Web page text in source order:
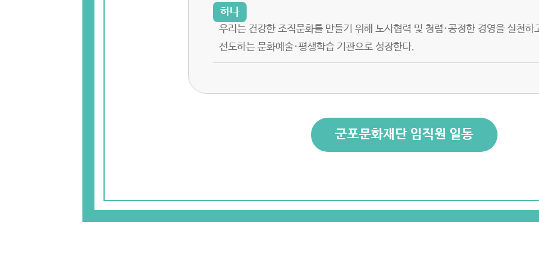
우리는 건강한 조직문화를 만들기 위해 노사협력 및 청렴·공정한 경영을 실천하
선도하는 문화예술·평생학습 기관으로 성장한다.
군포문화재단 임직원 일동